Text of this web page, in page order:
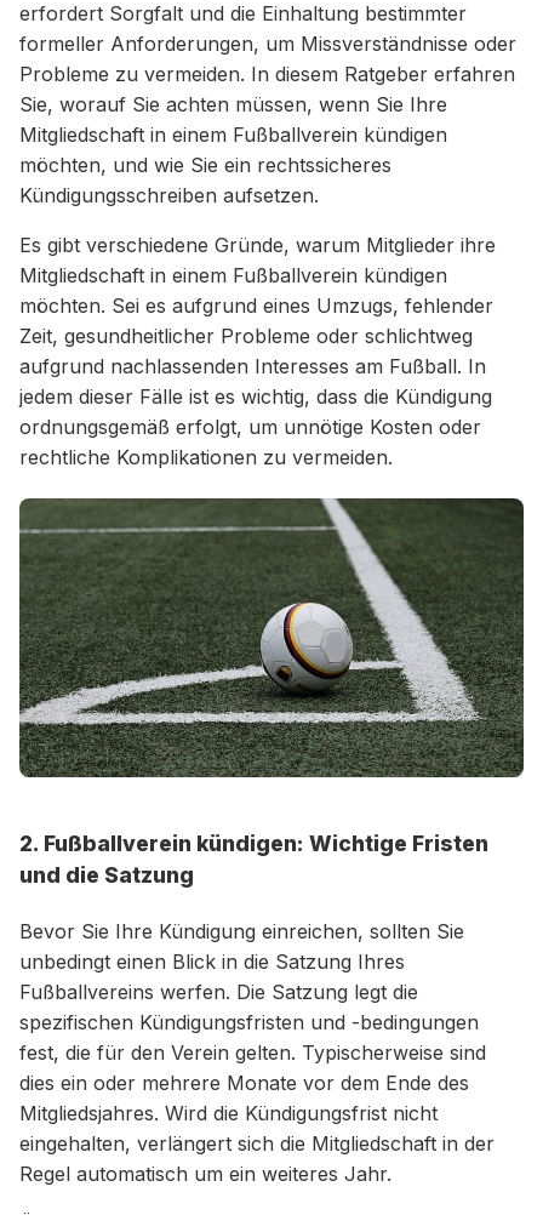
erfordert Sorgfalt und die Einhaltung bestimmter
formeller Anforderungen, um Missverständnisse oder
Probleme zu vermeiden. In diesem Ratgeber erfahren
Sie, worauf Sie achten müssen, wenn Sie Ihre
Mitgliedschaft in einem Fußballverein kündigen
möchten, und wie Sie ein rechtssicheres
Kündigungsschreiben aufsetzen.
Es gibt verschiedene Gründe, warum Mitglieder ihre
Mitgliedschaft in einem Fußballverein kündigen
möchten. Sei es aufgrund eines Umzugs, fehlender
Zeit, gesundheitlicher Probleme oder schlichtweg
aufgrund nachlassenden Interesses am Fußball. In
jedem dieser Fälle ist es wichtig, dass die Kündigung
ordnungsgemäß erfolgt, um unnötige Kosten oder
rechtliche Komplikationen zu vermeiden.
2. Fußballverein kündigen: Wichtige Fristen
und die Satzung
Bevor Sie Ihre Kündigung einreichen, sollten Sie
unbedingt einen Blick in die Satzung Ihres
Fußballvereins werfen. Die Satzung legt die
spezifischen Kündigungsfristen und -bedingungen
fest, die für den Verein gelten. Typischerweise sind
dies ein oder mehrere Monate vor dem Ende des
Mitgliedsjahres. Wird die Kündigungsfrist nicht
eingehalten, verlängert sich die Mitgliedschaft in der
Regel automatisch um ein weiteres Jahr.